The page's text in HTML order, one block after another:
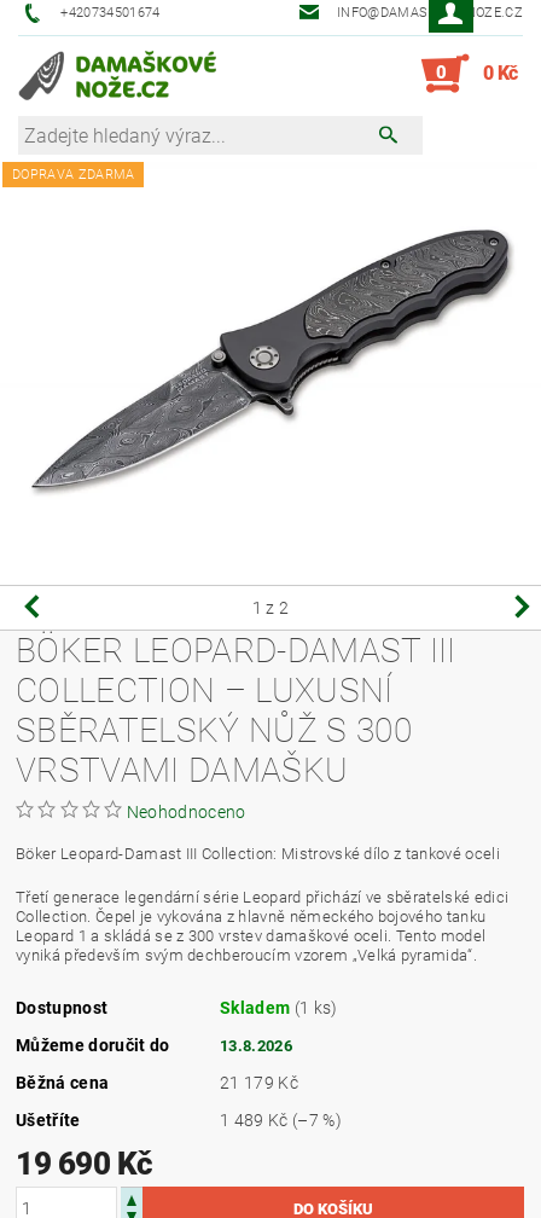
+420734501674 INFO@DAMASKOVE-NOZE.CZ
0 0 Kč
DOPRAVA ZDARMA
1 z 2
BÖKER LEOPARD-DAMAST III
COLLECTION – LUXUSNÍ
SBĚRATELSKÝ NŮŽ S 300
VRSTVAMI DAMAŠKU
Neohodnoceno
Böker Leopard-Damast III Collection: Mistrovské dílo z tankové oceli
Třetí generace legendární série Leopard přichází ve sběratelské edici
Collection. Čepel je vykována z hlavně německého bojového tanku
Leopard 1 a skládá se z 300 vrstev damaškové oceli. Tento model
vyniká především svým dechberoucím vzorem „Velká pyramida“.
Dostupnost Skladem (1 ks)
Můžeme doručit do
13.8.2026
Běžná cena
21 179 Kč
Ušetříte
1 489 Kč (–7 %)
19 690 Kč